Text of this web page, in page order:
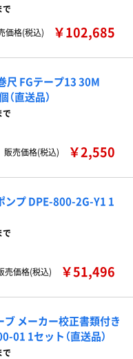
で
価格(税込)
￥102,685
尺 FGテープ13 30M
直送品）
で
販売価格(税込) ￥2,550
ンプ DPE-800-2G-Y1 1
で
売価格(税込) ￥51,496
ブ メーカー校正書類付き
01 1セット（直送品）
で